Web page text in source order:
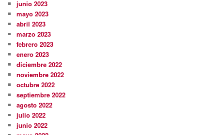
junio 2023
mayo 2023
abril 2023
marzo 2023
febrero 2023
enero 2023
diciembre 2022
noviembre 2022
octubre 2022
septiembre 2022
agosto 2022
julio 2022
junio 2022